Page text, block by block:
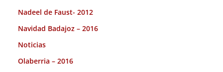
Nadeel de Faust- 2012
Navidad Badajoz – 2016
Noticias
Olaberria – 2016